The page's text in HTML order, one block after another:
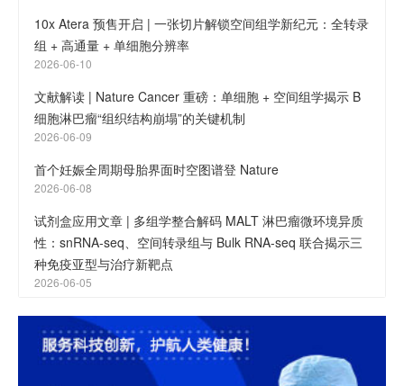
10x Atera 预售开启 | 一张切片解锁空间组学新纪元：全转录
组 + 高通量 + 单细胞分辨率
2026-06-10
文献解读 | Nature Cancer 重磅：单细胞 + 空间组学揭示 B
细胞淋巴瘤“组织结构崩塌”的关键机制
2026-06-09
首个妊娠全周期母胎界面时空图谱登 Nature
2026-06-08
试剂盒应用文章 | 多组学整合解码 MALT 淋巴瘤微环境异质
性：snRNA-seq、空间转录组与 Bulk RNA-seq 联合揭示三
种免疫亚型与治疗新靶点
2026-06-05